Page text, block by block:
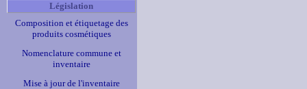
Législation
Composition et étiquetage des
produits cosmétiques
Nomenclature commune et
inventaire
Mise à jour de l'inventaire